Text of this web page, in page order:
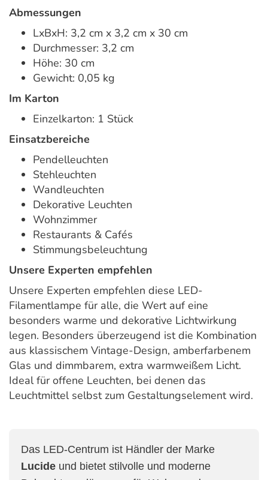
Abmessungen
LxBxH: 3,2 cm x 3,2 cm x 30 cm
Durchmesser: 3,2 cm
Höhe: 30 cm
Gewicht: 0,05 kg
Im Karton
Einzelkarton: 1 Stück
Einsatzbereiche
Pendelleuchten
Stehleuchten
Wandleuchten
Dekorative Leuchten
Wohnzimmer
Restaurants & Cafés
Stimmungsbeleuchtung
Unsere Experten empfehlen
Unsere Experten empfehlen diese LED-
Filamentlampe für alle, die Wert auf eine
besonders warme und dekorative Lichtwirkung
legen. Besonders überzeugend ist die Kombination
aus klassischem Vintage-Design, amberfarbenem
Glas und dimmbarem, extra warmweißem Licht.
Ideal für offene Leuchten, bei denen das
Leuchtmittel selbst zum Gestaltungselement wird.
Das LED-Centrum ist Händler der Marke
Lucide und bietet stilvolle und moderne